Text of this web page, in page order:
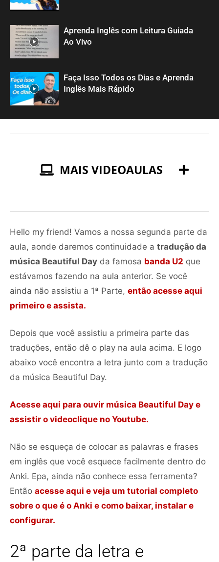
Aprenda Inglês com Leitura Guiada
Ao Vivo
Faça Isso Todos os Dias e Aprenda
Inglês Mais Rápido
MAIS VIDEOAULAS
Hello my friend! Vamos a nossa segunda parte da
aula, aonde daremos continuidade a tradução da
música Beautiful Day da famosa banda U2 que
estávamos fazendo na aula anterior. Se você
ainda não assistiu a 1ª Parte, então acesse aqui
primeiro e assista.
Depois que você assistiu a primeira parte das
traduções, então dê o play na aula acima. E logo
abaixo você encontra a letra junto com a tradução
da música Beautiful Day.
Acesse aqui para ouvir música Beautiful Day e
assistir o videoclique no Youtube.
Não se esqueça de colocar as palavras e frases
em inglês que você esquece facilmente dentro do
Anki. Epa, ainda não conhece essa ferramenta?
Então acesse aqui e veja um tutorial completo
sobre o que é o Anki e como baixar, instalar e
configurar.
2ª parte da letra e